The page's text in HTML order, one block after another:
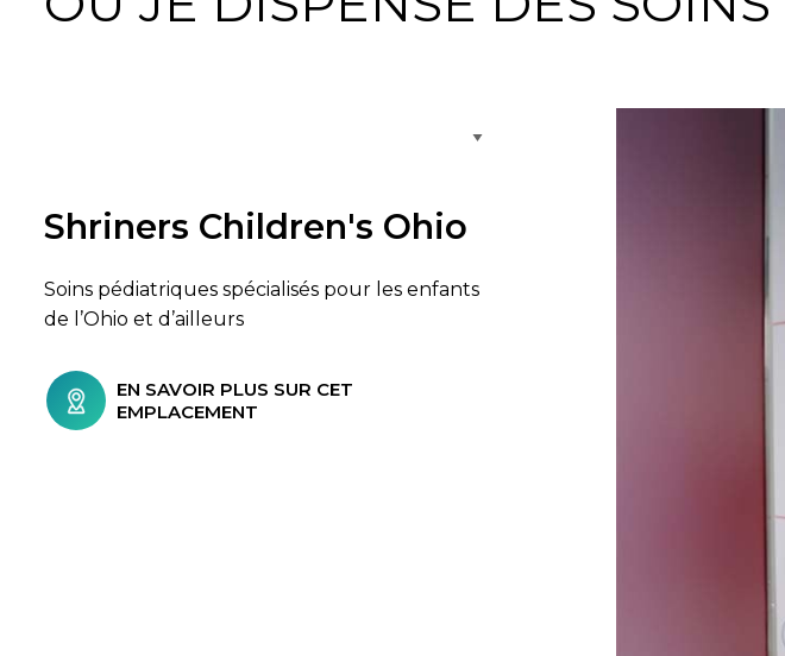
Shriners Children's Ohio
Soins pédiatriques spécialisés pour les enfants
de l’Ohio et d’ailleurs
EN SAVOIR PLUS SUR CET
EMPLACEMENT